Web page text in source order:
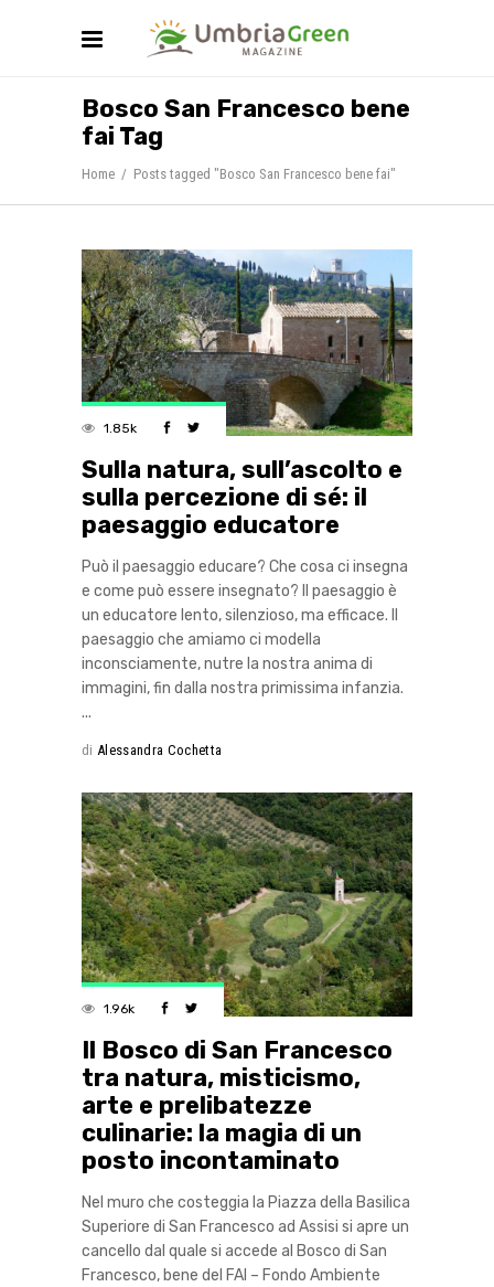
Bosco San Francesco bene
fai Tag
Home / Posts tagged "Bosco San Francesco bene fai"
1.85k
Sulla natura, sull’ascolto e
sulla percezione di sé: il
paesaggio educatore
Può il paesaggio educare? Che cosa ci insegna
e come può essere insegnato? Il paesaggio è
un educatore lento, silenzioso, ma efficace. Il
paesaggio che amiamo ci modella
inconsciamente, nutre la nostra anima di
immagini, fin dalla nostra primissima infanzia.
di Alessandra Cochetta
1.96k
Il Bosco di San Francesco
tra natura, misticismo,
arte e prelibatezze
culinarie: la magia di un
posto incontaminato
Nel muro che costeggia la Piazza della Basilica
Superiore di San Francesco ad Assisi si apre un
cancello dal quale si accede al Bosco di San
Francesco, bene del FAI – Fondo Ambiente